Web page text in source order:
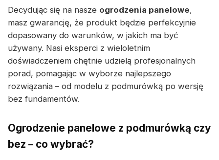
Decydując się na nasze ogrodzenia panelowe,
masz gwarancję, że produkt będzie perfekcyjnie
dopasowany do warunków, w jakich ma być
używany. Nasi eksperci z wieloletnim
doświadczeniem chętnie udzielą profesjonalnych
porad, pomagając w wyborze najlepszego
rozwiązania – od modelu z podmurówką po wersję
bez fundamentów.
Ogrodzenie panelowe z podmurówką czy
bez – co wybrać?